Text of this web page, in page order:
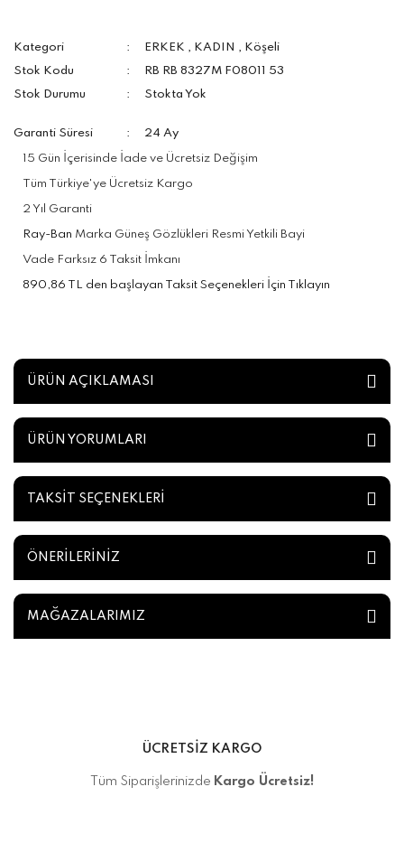
Kategori ERKEK , KADIN , Köşeli
Stok Kodu
RB RB 8327M F08011 53
Stok Durumu
Stokta Yok
Garanti Süresi 24 Ay
15 Gün İçerisinde İade ve Ücretsiz Değişim
Tüm Türkiye'ye Ücretsiz Kargo
2 Yıl Garanti
Ray-Ban Marka Güneş Gözlükleri Resmi Yetkili Bayi
Vade Farksız 6 Taksit İmkanı
890,86 TL den başlayan Taksit Seçenekleri İçin Tıklayın
ÜRÜN AÇIKLAMASI
ÜRÜN YORUMLARI
TAKSİT SEÇENEKLERİ
ÖNERİLERİNİZ
MAĞAZALARIMIZ
ÜCRETSİZ KARGO
Tüm Siparişlerinizde Kargo Ücretsiz!